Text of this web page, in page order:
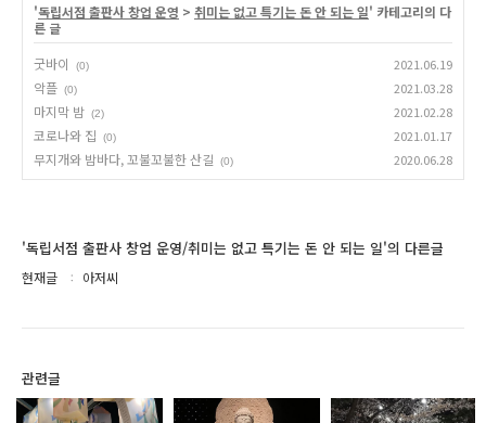
'독립서점 출판사 창업 운영 > 취미는 없고 특기는 돈 안 되는 일' 카테고리의 다
른 글
굿바이
(0) 2021.06.19
악플 (0) 2021.03.28
마지막 밤 (2) 2021.02.28
코로나와 집 (0) 2021.01.17
무지개와 밤바다, 꼬불꼬불한 산길 (0) 2020.06.28
'독립서점 출판사 창업 운영/취미는 없고 특기는 돈 안 되는 일'의 다른글
현재글 아저씨
관련글